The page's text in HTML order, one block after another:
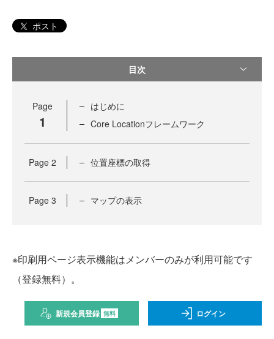
ポスト
目次
Page
1
はじめに
Core Locationフレームワーク
Page 2 位置座標の取得
Page 3 マップの表示
※印刷用ページ表示機能はメンバーのみが利用可能です
（登録無料）。
新規会員登録 無料 ログイン